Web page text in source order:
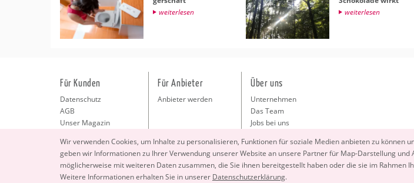
wei­ter­le­sen
wei­ter­le­sen
Wir ver­wen­den Coo­kies, um In­hal­te zu per­so­na­li­sie­ren, Funk­tio­nen für so­zia­le Me­di­en an­bie­ten zu kön­nen
geben wir In­for­ma­tio­nen zu Ihrer Ver­wen­dung un­se­rer Web­site an un­se­re Part­ner für Map-Dar­stel­lung
mög­li­cher­wei­se mit wei­te­ren Daten zu­sam­men, die Sie ihnen be­reit­ge­stellt haben oder die sie im Rah­men
Wei­te­re In­for­ma­tio­nen er­hal­ten Sie in un­se­rer Da­ten­schut­z­er­klä­rung.
Für Kunden
Datenschutz
AGB
Unser Magazin
Für Anbieter
Anbieter werden
Über uns
Unternehmen
Das Team
Jobs bei uns
Kontakt
Impressum